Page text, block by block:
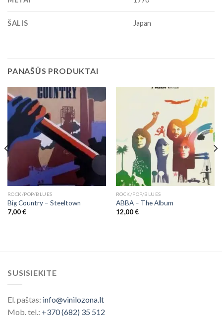
ŠALIS Japan
PANAŠŪS PRODUKTAI
ROCK/POP/BLUES
Big Country – Steeltown
7,00€
ROCK/POP/BLUES
ABBA ‎– The Album
12,00€
SUSISIEKITE
El. paštas: info@vinilozona.lt
Mob. tel.: +370 (682) 35 512